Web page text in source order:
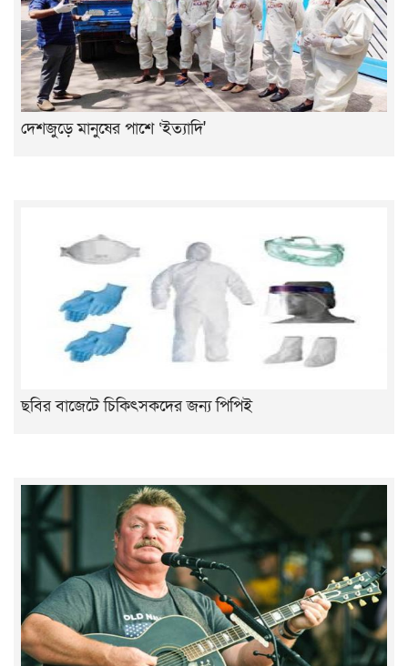
দেশজুড়ে মানুষের পাশে ‌‘ইত্যাদি'
ছবির বাজেটে চিকিৎসকদের জন্য পিপিই